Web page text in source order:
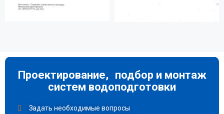
Проектирование, подбор и монтаж
систем водоподготовки
Задать необходимые вопросы